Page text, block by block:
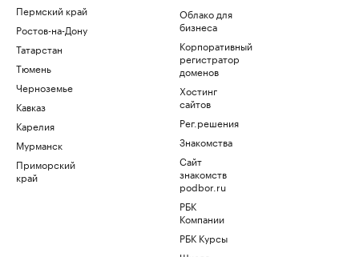
Пермский край
Ростов-на-Дону
Татарстан
Тюмень
Черноземье
Кавказ
Карелия
Мурманск
Приморский
край
Облако для
бизнеса
Корпоративный
регистратор
доменов
Хостинг
сайтов
Рег.решения
Знакомства
Сайт
знакомств
podbor.ru
РБК
Компании
РБК Курсы